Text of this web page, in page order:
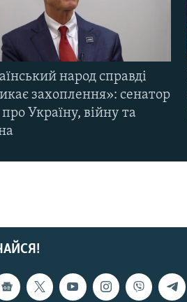
народ справді
захоплення»: сенатор
Україну, війну та